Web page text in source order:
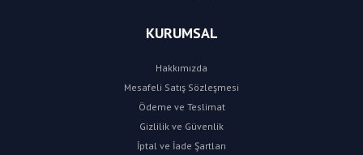
KURUMSAL
Hakkımızda
Mesafeli Satış Sözleşmesi
Ödeme ve Teslimat
Gizlilik ve Güvenlik
İptal ve İade Şartları